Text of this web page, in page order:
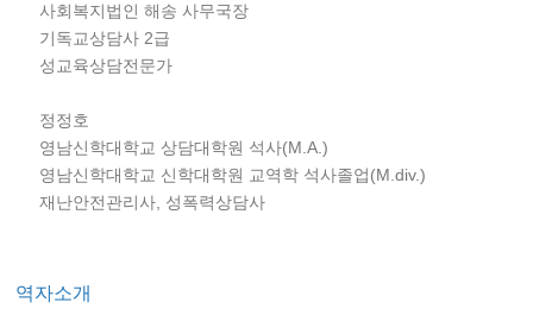
사회복지법인 해송 사무국장
기독교상담사 2급
성교육상담전문가
정정호
영남신학대학교 상담대학원 석사(M.A.)
영남신학대학교 신학대학원 교역학 석사졸업(M.div.)
재난안전관리사, 성폭력상담사
역자소개